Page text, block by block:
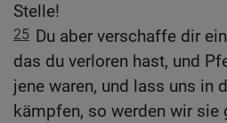
Stelle!
25 Du aber verschaffe dir
das du verloren hast, und
jene waren, und lass uns in
kämpfen, so werden wir sie